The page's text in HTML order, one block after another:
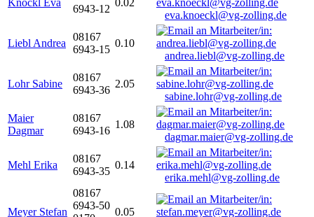
Knöckl Eva
6943-12
0.02
eva.knoeckl@vg-zolling.de
Liebl Andrea
08167
6943-15
0.10
andrea.liebl@vg-zolling.de
Lohr Sabine
08167
6943-36
2.05
sabine.lohr@vg-zolling.de
Maier
Dagmar
08167
6943-16
1.08
dagmar.maier@vg-zolling.de
Mehl Erika
08167
6943-35
0.14
erika.mehl@vg-zolling.de
Meyer Stefan
08167
6943-50
0.05